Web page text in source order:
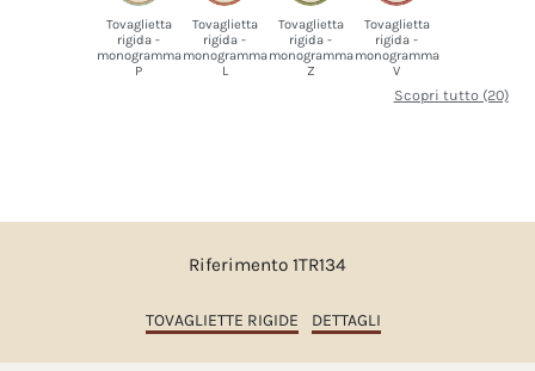
Tovaglietta
rigida -
monogramma
P
Tovaglietta
rigida -
monogramma
L
Tovaglietta
rigida -
monogramma
Z
Tovaglietta
rigida -
monogramma
V
Scopri tutto (20)
Riferimento 1TR134
TOVAGLIETTE RIGIDE DETTAGLI